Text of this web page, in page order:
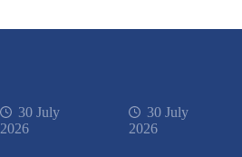
30 July
2026
30 July
2026